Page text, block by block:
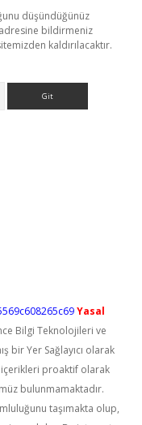
düşündüğünüz
adresine bildirmeniz
kaldırılacaktır.
Yasal
Bilgi Teknolojileri ve
bir Yer Sağlayıcı olarak
proaktif olarak
bulunmamaktadır.
taşımakta olup,